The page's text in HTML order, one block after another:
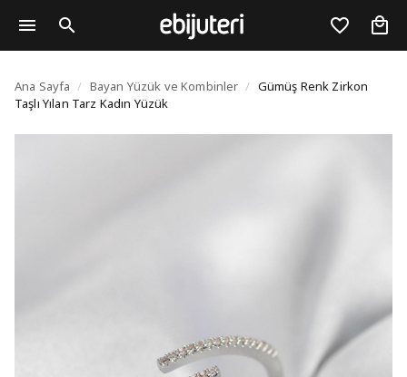
Gümüş Renk Zirkon
Ana Sayfa / Bayan Yüzük ve Kombinler / Gümüş Renk Zirkon
Taşlı Yılan Tarz Kadın Yüzük